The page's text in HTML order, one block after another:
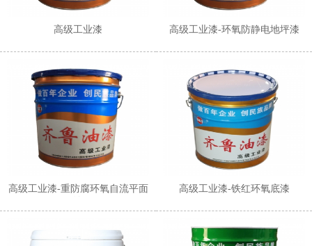
高级工业漆 高级工业漆-环氧防静电地坪漆
高级工业漆-重防腐环氧自流平面
高级工业漆-铁红环氧底漆